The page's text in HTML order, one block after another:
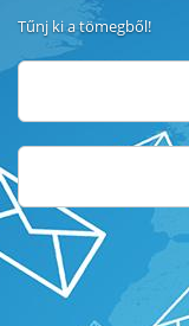
Tűnj ki a tömegből!